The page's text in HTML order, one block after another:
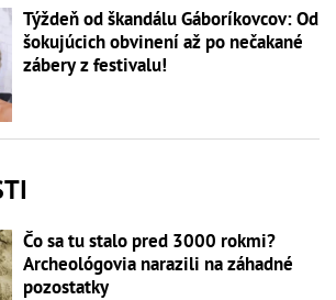
Týždeň od škandálu Gáboríkovcov: Od
šokujúcich obvinení až po nečakané
zábery z festivalu!
Čo sa tu stalo pred 3000 rokmi?
Archeológovia narazili na záhadné
pozostatky